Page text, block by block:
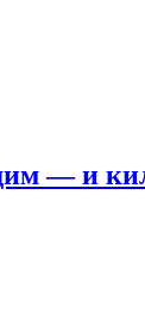
— и